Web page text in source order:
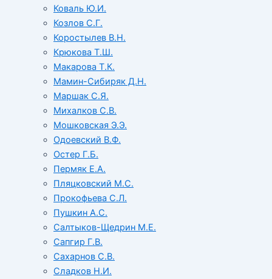
Коваль Ю.И.
Козлов С.Г.
Коростылев В.Н.
Крюкова Т.Ш.
Макарова Т.К.
Мамин-Сибиряк Д.Н.
Маршак С.Я.
Михалков С.В.
Мошковская Э.Э.
Одоевский В.Ф.
Остер Г.Б.
Пермяк Е.А.
Пляцковский М.С.
Прокофьева С.Л.
Пушкин А.С.
Салтыков-Щедрин М.Е.
Сапгир Г.В.
Сахарнов С.В.
Сладков Н.И.